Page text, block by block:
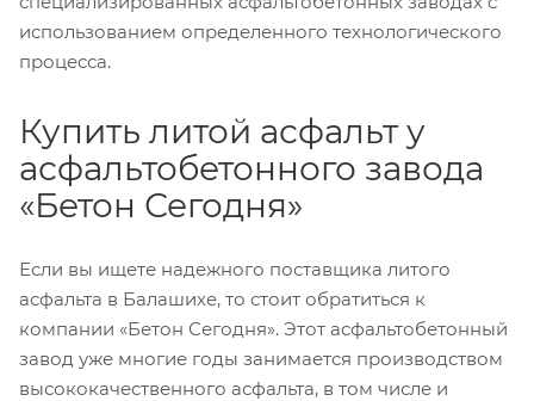
использованием определенного технологического
процесса.
Купить литой асфальт у
асфальтобетонного завода
«Бетон Сегодня»
Если вы ищете надежного поставщика литого
асфальта в Балашихе, то стоит обратиться к
компании «Бетон Сегодня». Этот асфальтобетонный
завод уже многие годы занимается производством
высококачественного асфальта, в том числе и